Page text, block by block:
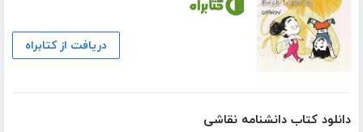
دریافت از کتابراه
دانلود کتاب دانشنامه نقاشی